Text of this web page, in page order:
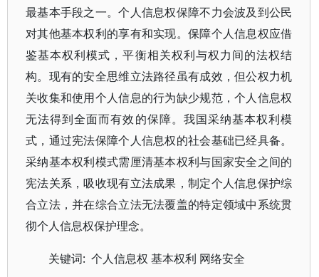
最基本手段之一。个人信息权保障不力会波及到公民
对其他基本权利的享有和实现。保障个人信息权应借
鉴基本权利模式，平衡相关权利与权力间的法权结
构。现有的安全思维立法路径虽有成效，但公权力机
关收集和使用个人信息的行为缺少规范，个人信息权
无法得到全面而有效的保障。我国采纳基本权利模
式，通过宪法保障个人信息权的社会基础已经具备。
采纳基本权利模式需厘清基本权利与国家安全之间的
宪法关系，吸收现有立法成果，制定个人信息保护综
合立法，并在综合立法无法覆盖的特定领域中系统贯
彻个人信息权保护理念。
关键词: 个人信息权 基本权利 网络安全